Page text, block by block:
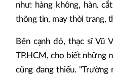
như: hàng không, hàn,
thông tin, may thời trang,
Bên cạnh đó, thạc sĩ Vũ
TP.HCM, cho biết những
cũng đang thiếu.